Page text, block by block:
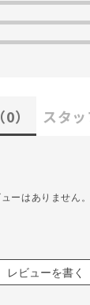
（0） スタ
ーはありません。
レビューを書く